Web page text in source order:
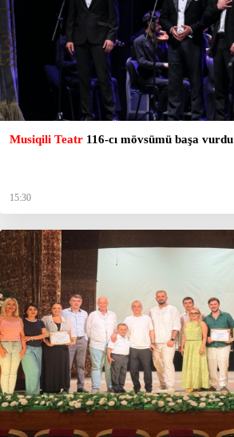
Musiqili Teatr 116-cı mövsümü başa vurdu
15:30